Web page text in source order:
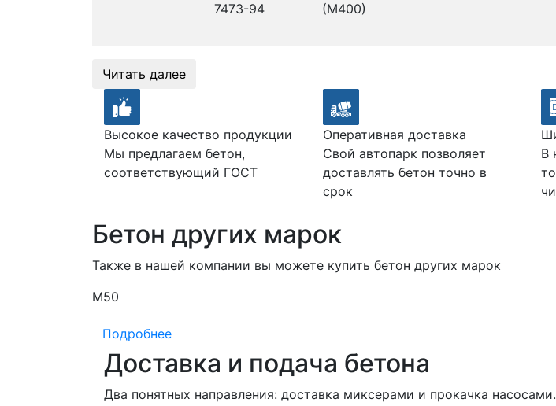
7473-94
(М400)
Читать далее
Высокое качество продукции
Мы предлагаем бетон,
соответствующий ГОСТ
Оперативная доставка
Свой автопарк позволяет
доставлять бетон точно в
срок
В
Бетон других марок
Также в нашей компании вы можете купить бетон других марок
М50
Подробнее
Доставка и подача бетона
Два понятных направления: доставка миксерами и прокачка насосами.